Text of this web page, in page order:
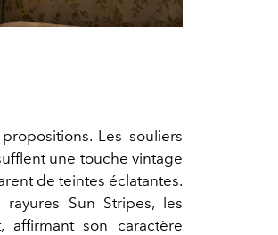
Les souliers
une touche vintage
de teintes éclatantes.
Sun Stripes, les
son caractère